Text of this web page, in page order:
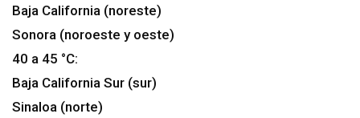
Baja California (noreste)
Sonora (noroeste y oeste)
40 a 45 °C:
Baja California Sur (sur)
Sinaloa (norte)